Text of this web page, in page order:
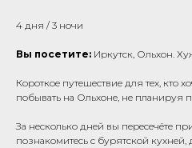
4 дня / 3 ночи
Вы посетите: Иркутск, Ольхон.
Короткое путешествие для тех, кто
побывать на Ольхоне, не планируя
За несколько дней вы пересечёте
познакомитесь с бурятской кухней,